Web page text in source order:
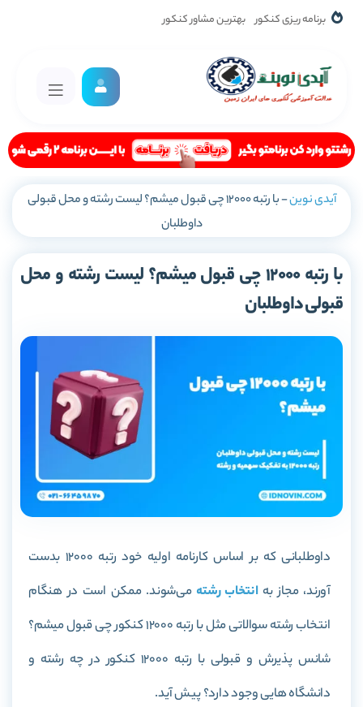
برنامه ریزی کنکور بهترین مشاور کنکور
آیدی نوین-
با رتبه 12000 چی قبول میشم؟ لیست رشته و محل قبولی
داوطلبان
با رتبه 12000 چی قبول میشم؟ لیست رشته و محل
قبولی داوطلبان
داوطلبانی که بر اساس کارنامه اولیه خود رتبه 12000 بدست
آورند، مجاز بهانتخاب رشتهمی‌شوند. ممکن است در هنگام
انتخاب رشته سوالاتی مثل با رتبه 12000 کنکور چی قبول میشم؟
شانس پذیرش و قبولی با رتبه 12000 کنکور در چه رشته و
دانشگاه هایی وجود دارد؟ پیش آید.